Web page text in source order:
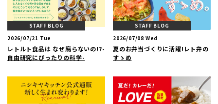
STAFF BLOG
2026/07/21 Tue
レトルト食品は なぜ腐らないの!?-
自由研究にぴったりの科学-
STAFF BLOG
2026/07/08 Wed
夏のお弁当づくりに活躍!レト弁の
すゝめ